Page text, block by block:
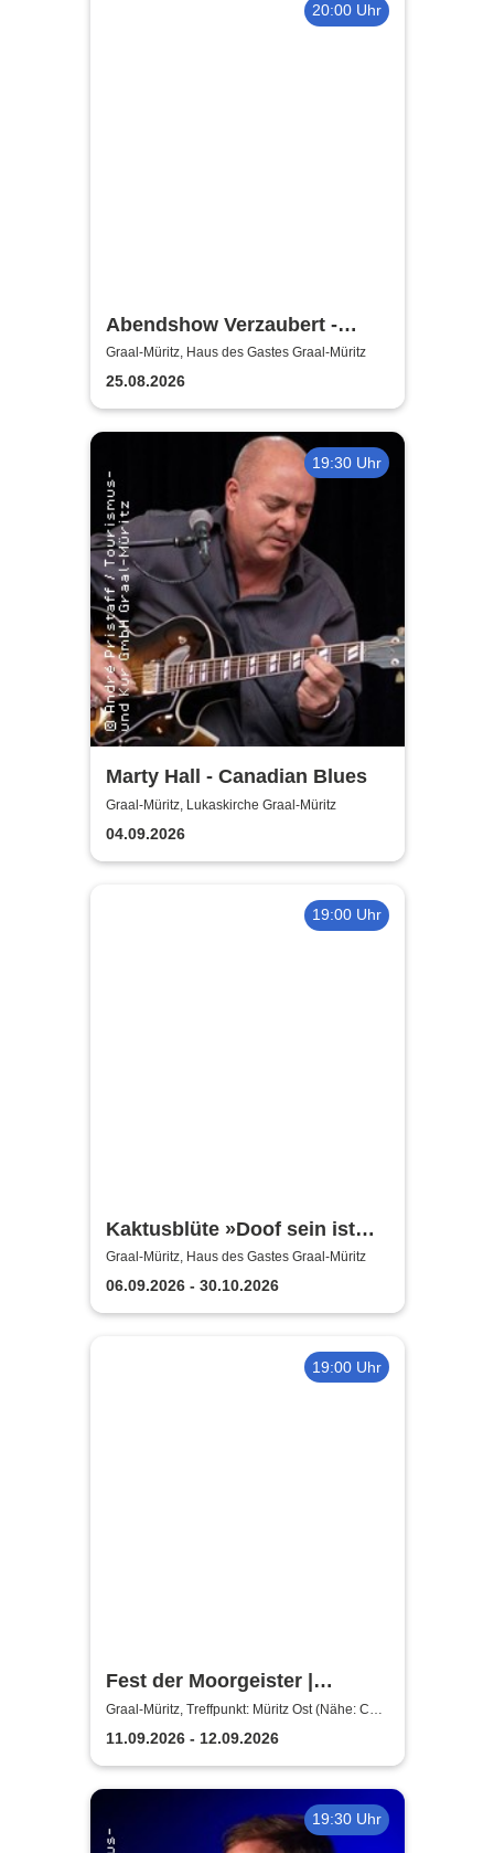
20:00 Uhr
Abendshow Verzaubert -
Magier Jalin Alfar in Graal-
Müritz
Graal-Müritz, Haus des Gastes Graal-Müritz
25.08.2026
19:30 Uhr
Marty Hall - Canadian Blues
Graal-Müritz, Lukaskirche Graal-Müritz
04.09.2026
19:00 Uhr
Kaktusblüte »Doof sein ist
schön«
Graal-Müritz, Haus des Gastes Graal-Müritz
06.09.2026 - 30.10.2026
19:00 Uhr
Fest der Moorgeister |
Abendwanderung
Graal-Müritz, Treffpunkt: Müritz Ost (Nähe: Café
Witt)
11.09.2026 - 12.09.2026
19:30 Uhr